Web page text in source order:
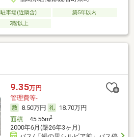
駐車場(近隣含)
築5年以内
2階以上
9.35万円
管理費等-
8.50万円
18.70万円
面積45.56m2
2000年6月(築26年3ヶ月)